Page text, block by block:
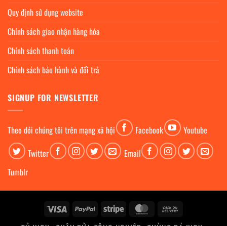
Quy định sử dụng website
Chính sách giao nhận hàng hóa
Chính sách thanh toán
Chính sách bảo hành và đổi trả
SIGNUP FOR NEWSLETTER
Theo dỏi chúng tôi trên mạng xã hội Facebook
Youtube
Twitter
Email
Tumblr
Visa PayPal Stripe MasterCard